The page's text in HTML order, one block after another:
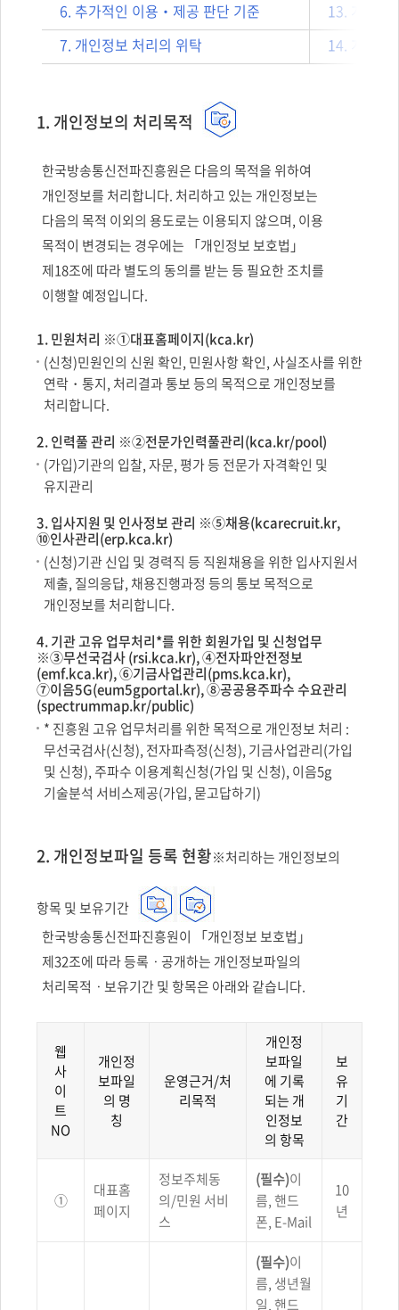
6. 추가적인 이용‧제공 판단 기준
13. 개인정
7. 개인정보 처리의 위탁
14. 개인정
1. 개인정보의 처리목적
한국방송통신전파진흥원은 다음의 목적을 위하여
개인정보를 처리합니다. 처리하고 있는 개인정보는
다음의 목적 이외의 용도로는 이용되지 않으며, 이용
목적이 변경되는 경우에는 「개인정보 보호법」
제18조에 따라 별도의 동의를 받는 등 필요한 조치를
이행할 예정입니다.
1. 민원처리 ※①대표홈페이지(kca.kr)
(신청)민원인의 신원 확인, 민원사항 확인, 사실조사를 위한
연락・통지, 처리결과 통보 등의 목적으로 개인정보를
처리합니다.
2. 인력풀 관리 ※②전문가인력풀관리(kca.kr/pool)
(가입)기관의 입찰, 자문, 평가 등 전문가 자격확인 및
유지관리
3. 입사지원 및 인사정보 관리 ※⑤채용(kcarecruit.kr,
⑩인사관리(erp.kca.kr)
(신청)기관 신입 및 경력직 등 직원채용을 위한 입사지원서
제출, 질의응답, 채용진행과정 등의 통보 목적으로
개인정보를 처리합니다.
4. 기관 고유 업무처리*를 위한 회원가입 및 신청업무
※③무선국검사 (rsi.kca.kr), ④전자파안전정보
(emf.kca.kr), ⑥기금사업관리(pms.kca.kr),
⑦이음5G(eum5gportal.kr), ⑧공공용주파수 수요관리
(spectrummap.kr/public)
* 진흥원 고유 업무처리를 위한 목적으로 개인정보 처리 :
무선국검사(신청), 전자파측정(신청), 기금사업관리(가입
및 신청), 주파수 이용계획신청(가입 및 신청), 이음5g
기술분석 서비스제공(가입, 묻고답하기)
2. 개인정보파일 등록 현황※처리하는 개인정보의
항목 및 보유기간
한국방송통신전파진흥원이 「개인정보 보호법」
제32조에 따라 등록ㆍ공개하는 개인정보파일의
처리목적ㆍ보유기간 및 항목은 아래와 같습니다.
처리목적ㆍ보유기간
항목에
웹
사
이
트
NO
개인정
보파일
의 명
칭
운영근거/처
리목적
개인정
보파일
에 기록
되는 개
인정보
의 항목
보
유
기
간
①
대표홈
페이지
정보주체동
의/민원 서비
스
(필수)이
름, 핸드
폰, E-Mail
10
년
(필수)이
름, 생년월
일, 핸드